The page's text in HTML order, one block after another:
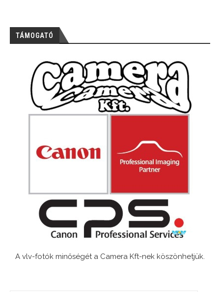
TÁMOGATÓ
A vlv-fotók minőségét a Camera Kft-nek köszönhetjük.